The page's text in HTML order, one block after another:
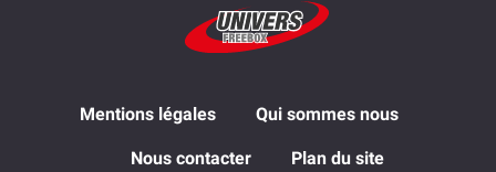
Mentions légales Qui sommes nous
Nous contacter Plan du site